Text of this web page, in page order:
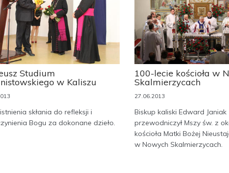
Studium
w Kaliszu
skłania do refleksji i
Bogu za dokonane dzieło.
100-lecie kościoła w
Skalmierzycach
27.06.2013
Biskup kaliski Edward Janiak
przewodniczył Mszy św. z
kościoła Matki Bożej
w Nowych Skalmierzycach.